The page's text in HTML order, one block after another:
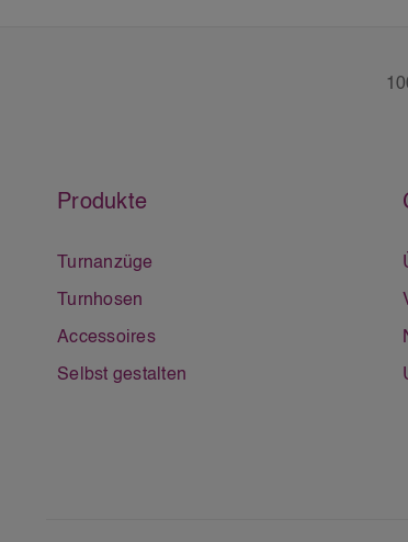
Produkte
Turnanzüge
Turnhosen
Accessoires
Selbst gestalten